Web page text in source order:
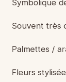
Symbolique
Souvent très
Palmettes /
Fleurs